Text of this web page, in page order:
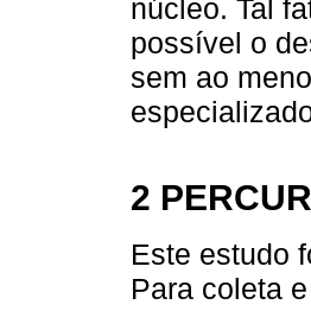
núcleo. Tal
possível o
sem ao
2
Este estudo
Para coleta